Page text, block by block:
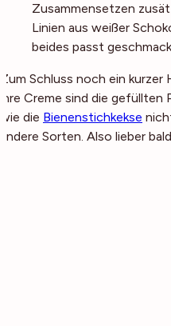
Zusammensetzen
Linien aus weißer
beides passt
Zum Schluss noch ein
ihre Creme sind die
wie die Bienenstichkekse
andere Sorten. Also lieber